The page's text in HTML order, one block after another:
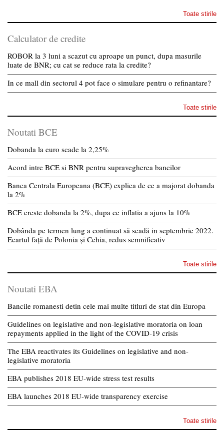
Toate stirile
Calculator de credite
ROBOR la 3 luni a scazut cu aproape un punct, dupa masurile
luate de BNR; cu cat se reduce rata la credite?
In ce mall din sectorul 4 pot face o simulare pentru o refinantare?
Toate stirile
Noutati BCE
Dobanda la euro scade la 2,25%
Acord intre BCE si BNR pentru supravegherea bancilor
Banca Centrala Europeana (BCE) explica de ce a majorat dobanda
la 2%
BCE creste dobanda la 2%, dupa ce inflatia a ajuns la 10%
Dobânda pe termen lung a continuat să scadă in septembrie 2022.
Ecartul față de Polonia și Cehia, redus semnificativ
Toate stirile
Noutati EBA
Bancile romanesti detin cele mai multe titluri de stat din Europa
Guidelines on legislative and non-legislative moratoria on loan
repayments applied in the light of the COVID-19 crisis
The EBA reactivates its Guidelines on legislative and non-
legislative moratoria
EBA publishes 2018 EU-wide stress test results
EBA launches 2018 EU-wide transparency exercise
Toate stirile